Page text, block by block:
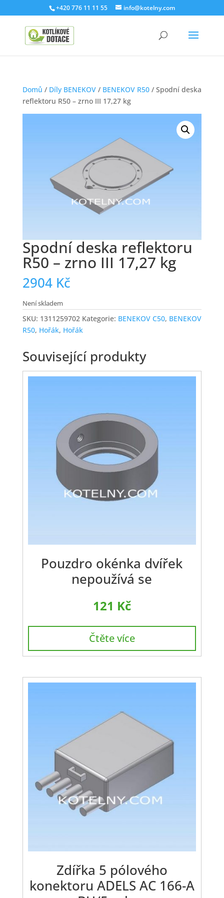
+420 776 11 11 55 info@kotelny.com
Domů / Díly BENEKOV/ BENEKOV R50/ Spodní deska
reflektoru R50 – zrno III 17,27 kg
Spodní deska reflektoru
R50 – zrno III 17,27 kg
2904 Kč
Není skladem
SKU: 1311259702 Kategorie: BENEKOV C50, BENEKOV
R50, Hořák, Hořák
Související produkty
Pouzdro okénka dvířek
nepoužívá se
121 Kč
Čtěte více
Zdířka 5 pólového
konektoru ADELS AC 166-A